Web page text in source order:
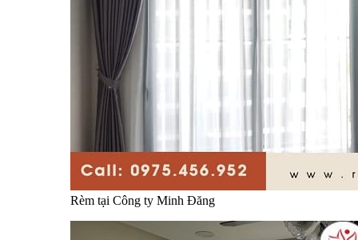
Rèm tại Công ty Minh Đăng